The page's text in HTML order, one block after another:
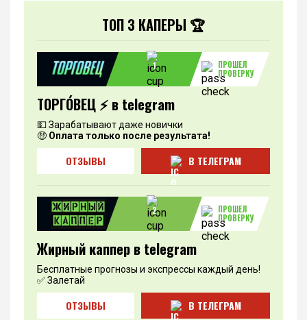
ТОП 3 КАПЕРЫ 🏆
1
ПРОШЕЛ
ПРОВЕРКУ
ТОРГО́ВЕЦ ⚡️ в telegram
💵 Зарабатывают даже новички
🤑 Оплата только после результата!
ОТЗЫВЫ В ТЕЛЕГРАМ
2
ПРОШЕЛ
ПРОВЕРКУ
Жирный каппер в telegram
Бесплатные прогнозы и экспрессы каждый день!
✅ Залетай
ОТЗЫВЫ В ТЕЛЕГРАМ